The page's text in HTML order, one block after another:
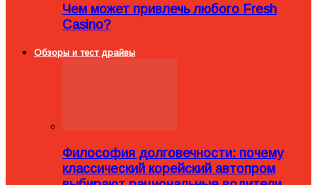
Чем может привлечь любого Fresh
Casino?
Обзоры и тест драйвы
Философия долговечности: почему
классический корейский автопром